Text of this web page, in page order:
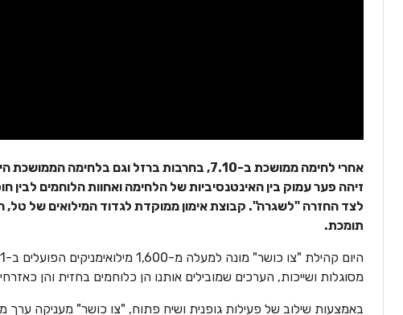
אחרי לחימה ממושכת ב-7.10, בחרבות ברזל וגם
זיהה פער עמוק בין האינטנסיביות של הלחימה ואחוות הלוחמים לבין
לצד החזרה "לשגרה". קבוצת אימון ממוקדת לגדוד המילואים של
תומכת.
מסוגלות ושייכות, הערכים שמובילים אותנו הן כלוחמים בחזית והן
באמצעות שילוב של פעילות גופנית ושיח פתוח, "צו כושר" מעניקה ערך